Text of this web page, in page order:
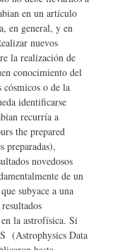
en un artículo
en general, y en
nuevos
la realización de
conocimiento del
o de la
identificarse
recurría a
the prepared
preparadas),
novedosos
de un
subyace a una
en la astrofísica. Si
(Astrophysics Data